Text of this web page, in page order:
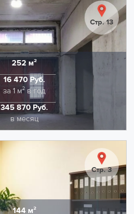
ремонтом в бизнес-
оснащены системой
мультизональными
и спринклерной
в указанную ставку.
отопление и
сдается без мебели.
Стр. 13
252 м²
16 470 Руб.
за 1 м² в год
345 870 Руб.
в месяц
помещение 252 кв.м. без
под склад. Помещение имеет
м. и оборудовано системами
сигнализации. Удобный
парковка на
Стр. 3
144 м²